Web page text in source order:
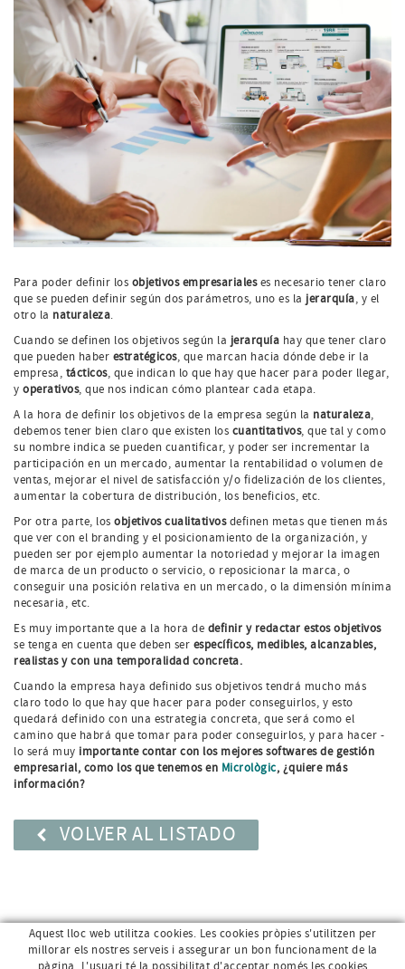
Para poder definir los objetivos empresarialeses necesario tener claro
que se pueden definir según dos parámetros, uno es la jerarquía, y el
otro la naturaleza.
Cuando se definen los objetivos según la jerarquía hay que tener claro
que pueden haber estratégicos, que marcan hacia dónde debe ir la
empresa, tácticos, que indican lo que hay que hacer para poder llegar,
y operativos, que nos indican cómo plantear cada etapa.
A la hora de definir los objetivos de la empresa según la naturaleza,
debemos tener bien claro que existen los cuantitativos, que tal y como
su nombre indica se pueden cuantificar, y poder ser incrementar la
participación en un mercado, aumentar la rentabilidad o volumen de
ventas, mejorar el nivel de satisfacción y/o fidelización de los clientes,
aumentar la cobertura de distribución, los beneficios, etc.
Por otra parte, los objetivos cualitativosdefinen metas que tienen más
que ver con el branding y el posicionamiento de la organización, y
pueden ser por ejemplo aumentar la notoriedad y mejorar la imagen
de marca de un producto o servicio, o reposicionar la marca, o
conseguir una posición relativa en un mercado, o la dimensión mínima
necesaria, etc.
Es muy importante que a la hora de definir y redactar estos objetivos
se tenga en cuenta que deben ser específicos, medibles, alcanzables,
realistas y con una temporalidad concreta.
Cuando la empresa haya definido sus objetivos tendrá mucho más
claro todo lo que hay que hacer para poder conseguirlos, y esto
quedará definido con una estrategia concreta, que será como el
camino que habrá que tomar para poder conseguirlos, y para hacer -
lo será muy importante contar con los mejores softwares de gestión
empresarial, como los que tenemos en Micrològic, ¿quiere más
información?
VOLVER AL LISTADO
Aquest lloc web utilitza cookies. Les cookies pròpies s'utilitzen per
millorar els nostres serveis i assegurar un bon funcionament de la